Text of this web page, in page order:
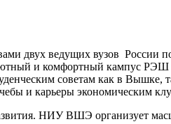
двух ведущих вузов
и комфортный кампус
советам как в
и карьеры экономическим
НИУ ВШЭ организует